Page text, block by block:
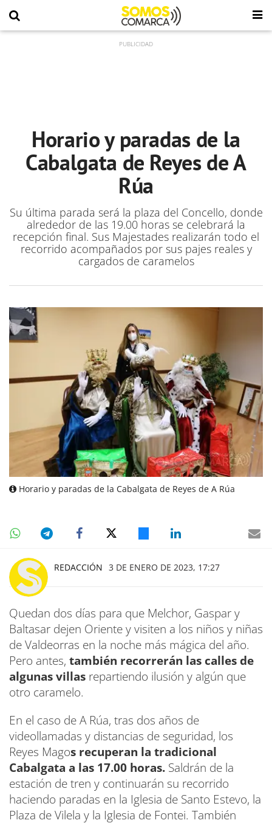
Horario y paradas de la
Cabalgata de Reyes de A
Rúa
Su última parada será la plaza del Concello, donde
alrededor de las 19.00 horas se celebrará la
recepción final. Sus Majestades realizarán todo el
recorrido acompañados por sus pajes reales y
cargados de caramelos
Horario y paradas de la Cabalgata de Reyes de A Rúa
REDACCIÓN 3 DE ENERO DE 2023, 17:27
Quedan dos días para que Melchor, Gaspar y
Baltasar dejen Oriente y visiten a los niños y niñas
de Valdeorras en la noche más mágica del año.
Pero antes, también recorrerán las calles de
algunas villas repartiendo ilusión y algún que
otro caramelo.
En el caso de A Rúa, tras dos años de
videollamadas y distancias de seguridad, los
Reyes Magos recuperan la tradicional
Cabalgata a las 17.00 horas. Saldrán de la
estación de tren y continuarán su recorrido
haciendo paradas en la Iglesia de Santo Estevo, la
Plaza de Vilela y la Iglesia de Fontei. También